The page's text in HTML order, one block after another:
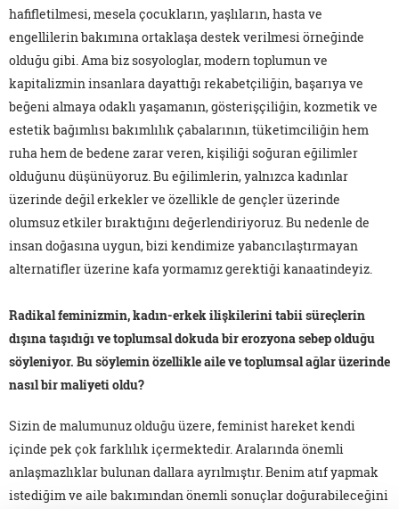
hafifletilmesi, mesela çocukların, yaşlıların, hasta ve
engellilerin bakımına ortaklaşa destek verilmesi örneğinde
olduğu gibi. Ama biz sosyologlar, modern toplumun ve
kapitalizmin insanlara dayattığı rekabetçiliğin, başarıya ve
beğeni almaya odaklı yaşamanın, gösterişçiliğin, kozmetik ve
estetik bağımlısı bakımlılık çabalarının, tüketimciliğin hem
ruha hem de bedene zarar veren, kişiliği soğuran eğilimler
olduğunu düşünüyoruz. Bu eğilimlerin, yalnızca kadınlar
üzerinde değil erkekler ve özellikle de gençler üzerinde
olumsuz etkiler bıraktığını değerlendiriyoruz. Bu nedenle de
insan doğasına uygun, bizi kendimize yabancılaştırmayan
alternatifler üzerine kafa yormamız gerektiği kanaatindeyiz.
Radikal feminizmin, kadın-erkek ilişkilerini tabii süreçlerin
dışına taşıdığı ve toplumsal dokuda bir erozyona sebep olduğu
söyleniyor. Bu söylemin özellikle aile ve toplumsal ağlar üzerinde
nasıl bir maliyeti oldu?
Sizin de malumunuz olduğu üzere, feminist hareket kendi
içinde pek çok farklılık içermektedir. Aralarında önemli
anlaşmazlıklar bulunan dallara ayrılmıştır. Benim atıf yapmak
istediğim ve aile bakımından önemli sonuçlar doğurabileceğini